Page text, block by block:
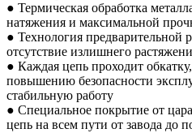
● Термическая обработка
натяжения и максимальной
● Технология предварительной
отсутствие излишнего
● Каждая цепь проходит
повышению безопасности
стабильную работу
● Специальное покрытие от
цепь на всем пути от завода до